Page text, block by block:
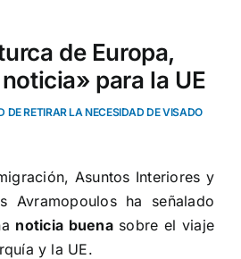
de Europa,
para la UE
DE RETIRAR LA NECESIDAD DE VISADO
Asuntos Interiores y
Avramopoulos ha señalado
noticia buenasobre el viaje
y la UE.